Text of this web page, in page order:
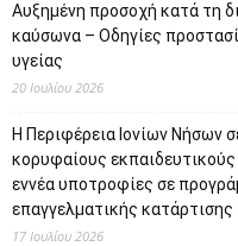
Αυξημένη προσοχή κατά τη
καύσωνα – Οδηγίες
υγείας
20 Ιουλίου 2026
Η Περιφέρεια Ιονίων Νήσων
κορυφαίους
εννέα υποτροφίες σε
επαγγελματικής κατάρτισης
17 Ιουλίου 2026